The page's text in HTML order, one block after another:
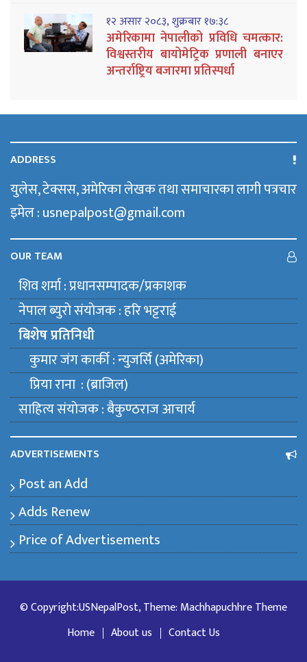
१२ असार २०८३, शुक्रबार १७:३८
अमेरिकामा नेपालीको प्रविधि चमत्कार:
विश्वस्तरीय बायोमेट्रिक प्रणाली बनाएर
अन्तर्राष्ट्रिय बजारमा प्रतिस्पर्धा
ADDRESS
युलेस, टेक्सस, अमेरिका लेखक तथा समाचारका लागी पत्रचार
इमेल : usnepalpost@gmail.com
OUR TEAM
शिव शर्मा : प्रधानसम्पादक/प्रकाशक
नेपाल ब्युराे संयाेजक : हरि भट्टराई
बिशेष प्रतिनिधी
कुमार जंग कार्की : न्युजर्सि (अमेरिका)
प्रिया राना : (ब्राजिल)
साहित्य संयाेजक : बैकुण्ठराज आचार्य
ADVERTISEMENTS
Post an Add
Adds Renew
Price of Advertisements
© Copyright:USNepalPost, Theme: Machhapuchhre Theme
Home
About us Contact Us